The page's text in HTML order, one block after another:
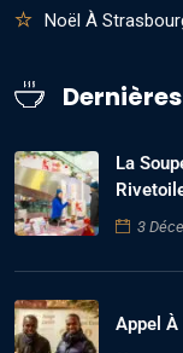
Noël À
La
3
Appel À